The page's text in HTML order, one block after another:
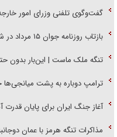
گفت‌وگوی تلفنی وزرای امور
بازتاب روزنامه جوان ۱۵ مرداد در شبکه خبر
تنگه ملک ماست | این‌بار بدون
ترامپ دوباره به پشت میانجی‌ها
آغاز جنگ ایران برای پایان قدرت
مذاکرات تنگه هرمز با عمان